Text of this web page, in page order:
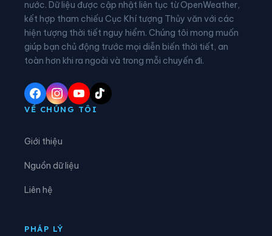
Xã Cam An Xã Cam Hiệp
Xã Cam Lâm Xã Đại Lãnh
Xã Diên Điền Xã Diên Khánh
Xã Diên Lạc
Xã Diên Thọ
Xã Ninh Hải
nước. Dữ liệu được cập nhật liên tục từ OpenWeather,
kết hợp tham chiếu Cục Khí tượng Thủy văn với các
hiện tượng thời tiết nguy hiểm. Chúng tôi mong muốn
giúp bạn chủ động trước mọi diễn biến thời tiết, an
toàn hơn khi ra ngoài và trong mỗi chuyến đi.
VỀ CHÚNG TÔI
Giới thiệu
Nguồn dữ liệu
Liên hệ
PHÁP LÝ